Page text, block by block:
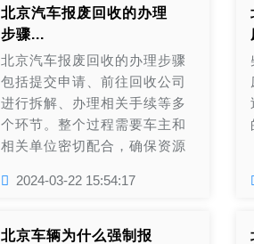
北京汽车报废回收的办理
步骤...
北京汽车报废回收的办理步骤
包括提交申请、前往回收公司
进行拆解、办理相关手续等多
个环节。整个过程需要车主和
相关单位密切配合，确保资源
2024-03-22 15:54:17
北京车辆为什么强制报